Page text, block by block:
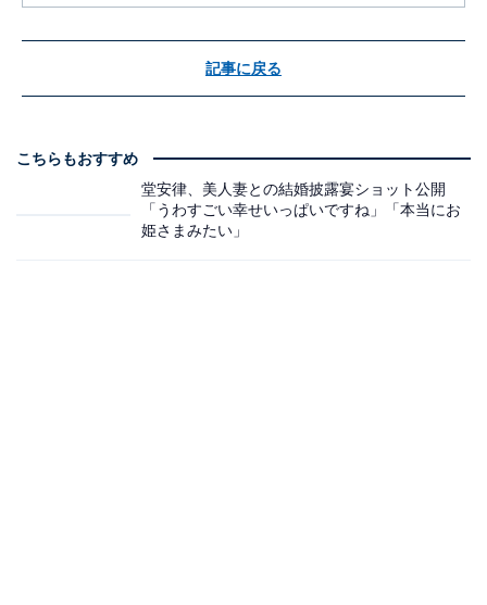
記事に戻る
こちらもおすすめ
堂安律、美人妻との結婚披露宴ショット公開
「うわすごい幸せいっぱいですね」「本当にお
姫さまみたい」